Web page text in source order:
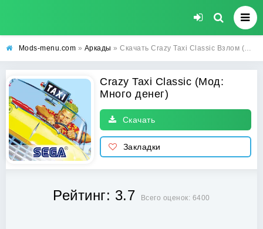
Mods-menu.com » Аркады » Скачать Crazy Taxi Classic Взлом (Много денег) на Андроид бесплатно
Crazy Taxi Classic (Мод:
Много денег)
Скачать
Закладки
Рейтинг: 3.7 Всего оценок: 6400